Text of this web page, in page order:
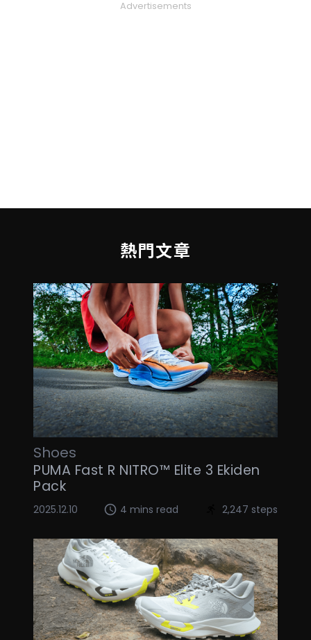
Advertisements
熱門文章
Shoes
PUMA Fast R NITRO™ Elite 3 Ekiden
Pack
2025.12.10 4 mins read 2,247 steps